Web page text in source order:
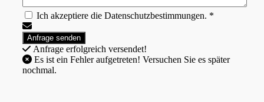
Ich akzeptiere die Datenschutzbestimmungen. *
Anfrage erfolgreich versendet!
nochmal.